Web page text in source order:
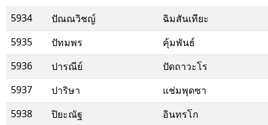
5934
ปัณณวิชญ์
ฉิมสันเทียะ
5935
ปัทมพร
คุ้มพันธ์
5936
ปารณีย์
ปัดถาวะโร
5937
ปาริษา
แช่มพุดซา
5938
ปิยะณัฐ อินทรโก